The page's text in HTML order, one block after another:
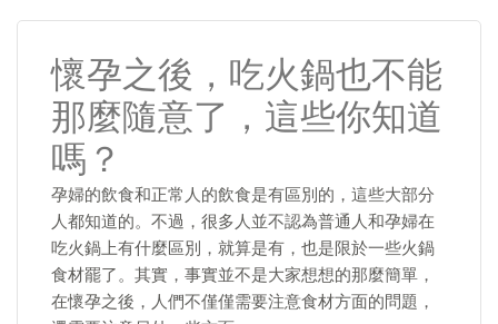
懷孕之後，吃火鍋也不能
那麼隨意了，這些你知道
嗎？
孕婦的飲食和正常人的飲食是有區別的，這些大部分
人都知道的。不過，很多人並不認為普通人和孕婦在
吃火鍋上有什麼區別，就算是有，也是限於一些火鍋
食材罷了。其實，事實並不是大家想想的那麼簡單，
在懷孕之後，人們不僅僅需要注意食材方面的問題，